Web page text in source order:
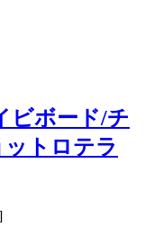
ビボード/チ
トロテラ